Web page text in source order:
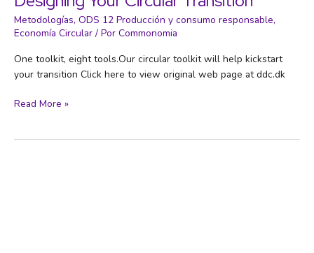
Metodologías, ODS 12 Producción y consumo responsable,
Economía Circular / Por Commonomia
One toolkit, eight tools.Our circular toolkit will help kickstart
your transition Click here to view original web page at ddc.dk
Designing Your Circular
Read More »